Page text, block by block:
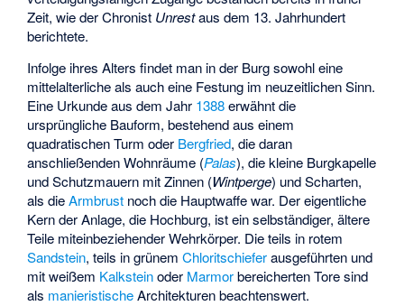
Zeit, wie der Chronist Unrestaus dem 13. Jahrhundert
berichtete.
Infolge ihres Alters findet man in der Burg sowohl eine
mittelalterliche als auch eine Festung im neuzeitlichen Sinn.
Eine Urkunde aus dem Jahr 1388erwähnt die
ursprüngliche Bauform, bestehend aus einem
quadratischen Turm oder Bergfried, die daran
anschließenden Wohnräume (Palas), die kleine Burgkapelle
und Schutzmauern mit Zinnen (Wintperge) und Scharten,
als dieArmbrust noch die Hauptwaffe war. Der eigentliche
Kern der Anlage, die Hochburg, ist ein selbständiger, ältere
Teile miteinbeziehender Wehrkörper. Die teils in rotem
Sandstein, teils in grünemChloritschieferausgeführten und
mit weißem Kalksteinoder Marmorbereicherten Tore sind
als manieristischeArchitekturen beachtenswert.